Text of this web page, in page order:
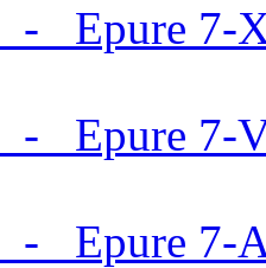
- Epure 7-
- Epure 7-
- Epure 7-